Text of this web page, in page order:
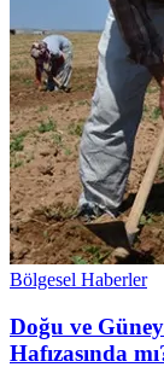
Bölgesel Haberler
Doğu ve
Hafızasında